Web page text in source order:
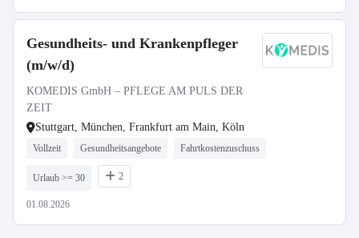
Gesundheits- und Krankenpfleger
(m/w/d)
KOMEDIS GmbH – PFLEGE AM PULS DER
ZEIT
Stuttgart, München, Frankfurt am Main, Köln
Vollzeit Gesundheitsangebote Fahrtkostenzuschuss
Urlaub >= 30 2
01.08.2026